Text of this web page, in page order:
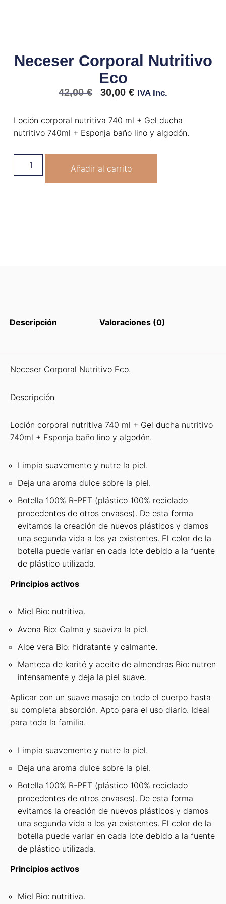
Neceser Corporal Nutritivo
Eco
42,00€ 30,00 € IVA Inc.
Loción corporal nutritiva 740 ml + Gel ducha
nutritivo 740ml + Esponja baño lino y algodón.
Añadir al carrito
Descripción Valoraciones (0)
Neceser Corporal Nutritivo Eco.
Descripción
Loción corporal nutritiva 740 ml + Gel ducha nutritivo
740ml + Esponja baño lino y algodón.
Limpia suavemente y nutre la piel.
Deja una aroma dulce sobre la piel.
Botella 100% R-PET (plástico 100% reciclado
procedentes de otros envases). De esta forma
evitamos la creación de nuevos plásticos y damos
una segunda vida a los ya existentes. El color de la
botella puede variar en cada lote debido a la fuente
de plástico utilizada.
Principios activos
Miel Bio: nutritiva.
Avena Bio: Calma y suaviza la piel.
Aloe vera Bio: hidratante y calmante.
Manteca de karité y aceite de almendras Bio: nutren
intensamente y deja la piel suave.
Aplicar con un suave masaje en todo el cuerpo hasta
su completa absorción. Apto para el uso diario. Ideal
para toda la familia.
Limpia suavemente y nutre la piel.
Deja una aroma dulce sobre la piel.
Botella 100% R-PET (plástico 100% reciclado
procedentes de otros envases). De esta forma
evitamos la creación de nuevos plásticos y damos
una segunda vida a los ya existentes. El color de la
botella puede variar en cada lote debido a la fuente
de plástico utilizada.
Principios activos
Miel Bio: nutritiva.